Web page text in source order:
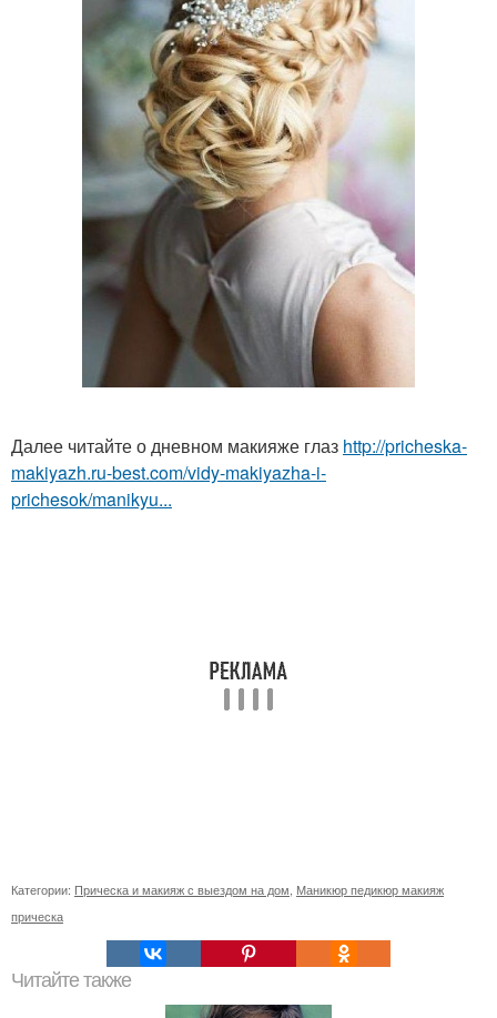
Далее читайте о дневном макияже глаз http://pricheska-
makiyazh.ru-best.com/vidy-makiyazha-i-
prichesok/manikyu...
Категории: Прическа и макияж с выездом на дом Маникюр педикюр макияж
прическа
Читайте также